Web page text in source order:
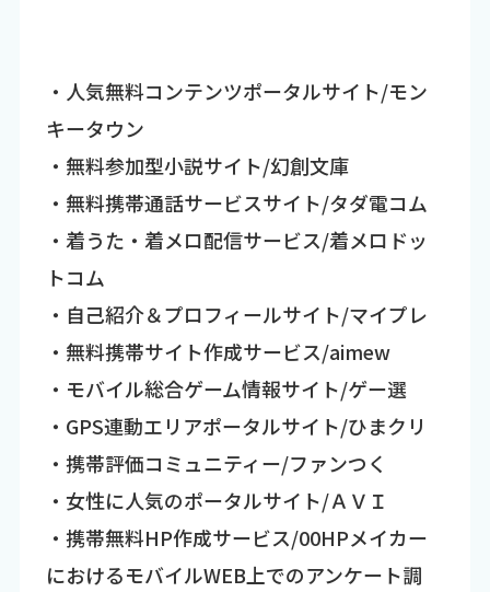
・人気無料コンテンツポータルサイト/モン
キータウン
・無料参加型小説サイト/幻創文庫
・無料携帯通話サービスサイト/タダ電コム
・着うた・着メロ配信サービス/着メロドッ
トコム
・自己紹介＆プロフィールサイト/マイプレ
・無料携帯サイト作成サービス/aimew
・モバイル総合ゲーム情報サイト/ゲー選
・GPS連動エリアポータルサイト/ひまクリ
・携帯評価コミュニティー/ファンつく
・女性に人気のポータルサイト/ＡＶＩ
・携帯無料HP作成サービス/00HPメイカー
におけるモバイルWEB上でのアンケート調